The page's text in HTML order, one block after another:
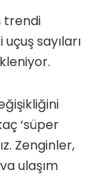
trendi
sayıları
‘süper
Zenginler,
ulaşım